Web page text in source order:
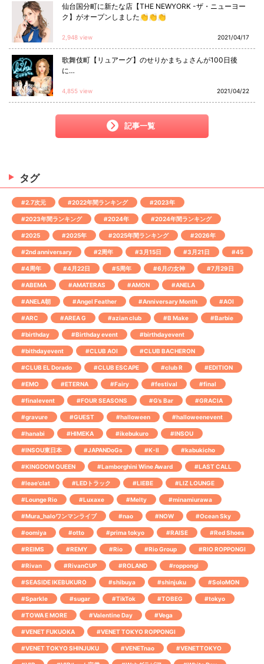
仙台国分町に新たな店【THE NEWYORK -ザ・ニューヨー
ク】がオープンしました👏👏👏
2,948 view 2021/04/17
歌舞伎町【リュアーグ】のせりかまちょさんが100日後
に…
4,855 view 2021/04/22
記事一覧
タグ
#2.7次元 #2022年間ランキング #2023年
#2023年間ランキング #2024年 #2024年間ランキング
#2025 #2025年 #2025年間ランキング #2026年
#2nd anniversary #2周年 #3月15日 #3月21日 #45
#4周年 #4月22日 #5周年 #6月の女神 #7月29日
#ABEMA #AMATERAS #AMON #ANELA
#ANELA朝 #Angel Feather #Anniversary Month #AOI
#ARC #AREA G #azian club #B Make #Barbie
#birthday #Birthday event #birthdayevent
#bithdayevent #CLUB AOI #CLUB BACHERON
#CLUB EL Dorado #CLUB ESCAPE #club R #EDITION
#EMO #ETERNA #Fairy #festival #final
#finalevent #FOUR SEASONS #G’s Bar #GRACIA
#gravure #GUEST #halloween #halloweenevent
#hanabi #HIMEKA #ikebukuro #INSOU
#INSOU東日本 #JAPANDoGs #K-Ⅱ #kabukicho
#KINGDOM QUEEN #Lamborghini Wine Award #LAST CALL
#leae'clat #LEDトラック #LIEBE #LIZ LOUNGE
#Lounge Rio #Luxaxe #Melty #minamiurawa
#Mura_haloワンマンライブ #nao #NOW #Ocean Sky
#oomiya #otto #prima tokyo #RAISE #Red Shoes
#REIMS #REMY #Rio #Rio Group #RIO ROPPONGI
#Rivan #RivanCUP #ROLAND #roppongi
#SEASIDE IKEBUKURO #shibuya #shinjuku #SoloMON
#Sparkle #sugar #TikTok #TOBEG #tokyo
#TOWA E MORE #Valentine Day #Vega
#VENET FUKUOKA #VENET TOKYO ROPPONGI
#VENET TOKYO SHINJUKU #VENETnao #VENETTOKYO